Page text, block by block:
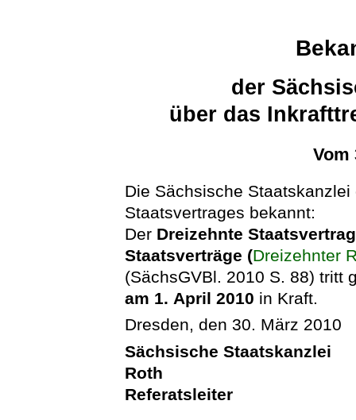
der
über das
Vom
Die Sächsische
Staatsvertrages bekannt:
Der Dreizehnte
Staatsverträge (Dreizehnter
(SächsGVBl. 2010 S. 88) tritt
am 1. April 2010 in Kraft.
Dresden, den 30. März 2010
Sächsische Staatskanzlei
Roth
Referatsleiter